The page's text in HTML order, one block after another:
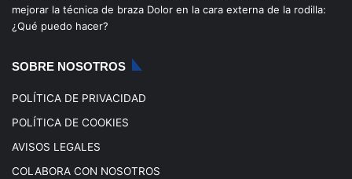
mejorar la técnica de braza Dolor en la cara externa de la rodilla:
¿Qué puedo hacer?
SOBRE NOSOTROS
POLÍTICA DE PRIVACIDAD
POLÍTICA DE COOKIES
AVISOS LEGALES
COLABORA CON NOSOTROS